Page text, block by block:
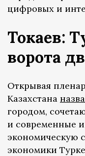
цифровых и
Токаев:
ворота
Открывая
Казахстана
городом,
и современные
экономическую
экономики